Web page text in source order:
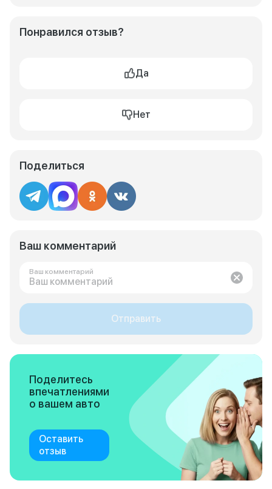
Понравился отзыв?
Да
Нет
Поделиться
Ваш комментарий
Ваш комментарий
Отправить
Поделитесь
впечатлениями
о вашем авто
Оставить
отзыв